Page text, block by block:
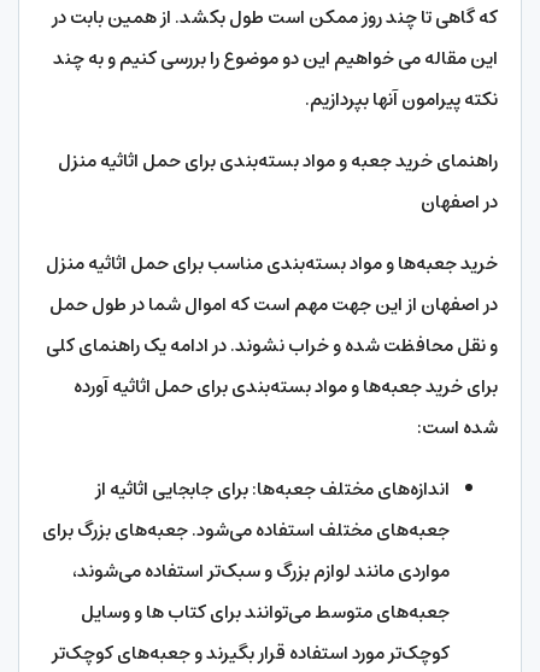
که گاهی تا چند روز ممکن است طول بکشد. از همین بابت در
این مقاله می خواهیم این دو موضوع را بررسی کنیم و به چند
نکته پیرامون آنها بپردازیم.
راهنمای خرید جعبه‌ و مواد بسته‌بندی برای حمل اثاثیه منزل
در اصفهان
خرید جعبه‌ها و مواد بسته‌بندی مناسب برای حمل اثاثیه منزل
در اصفهان از این جهت مهم است که اموال شما در طول حمل
و نقل محافظت شده و خراب نشوند. در ادامه یک راهنمای کلی
برای خرید جعبه‌ها و مواد بسته‌بندی برای حمل اثاثیه آورده
شده است:
اندازه‌های مختلف جعبه‌ها: برای جابجایی اثاثیه از
جعبه‌های مختلف استفاده می‌شود. جعبه‌های بزرگ برای
مواردی مانند لوازم بزرگ و سبک‌تر استفاده می‌شوند،
جعبه‌های متوسط می‌توانند برای کتاب ها و وسایل
کوچک‌تر مورد استفاده قرار بگیرند و جعبه‌های کوچک‌تر